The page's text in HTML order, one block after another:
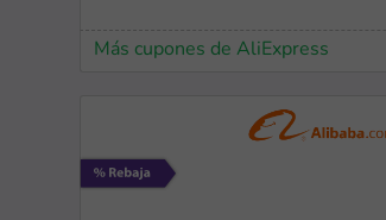
Más cupones de AliExpress